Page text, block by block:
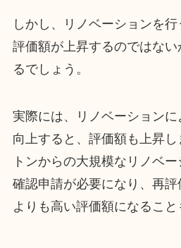
しかし、リノベーションを
評価額が上昇するのではな
るでしょう。
実際には、リノベーション
向上すると、評価額も上昇
トンからの大規模なリノベ
確認申請が必要になり、再
よりも高い評価額になること